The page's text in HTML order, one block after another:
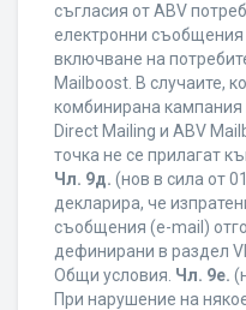
съгласия от ABV
електронни
включване на
Mailboost. В случаите,
комбинирана
Direct Mailing и ABV
точка не се прилагат
Чл. 9д. (нов в сила от
декларира, че
съобщения (e-mail)
дефинирани в раздел
Общи условия. Чл. 9е.
При нарушение на